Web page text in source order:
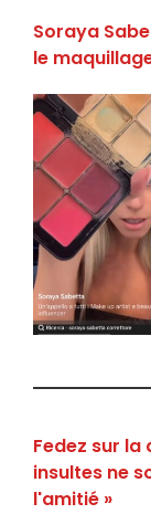
Soraya
le
Fedez sur la
insultes ne
l'amitié »